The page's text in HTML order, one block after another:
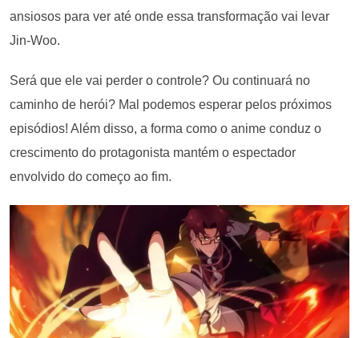
ansiosos para ver até onde essa transformação vai levar
Jin-Woo.
Será que ele vai perder o controle? Ou continuará no
caminho de herói? Mal podemos esperar pelos próximos
episódios! Além disso, a forma como o anime conduz o
crescimento do protagonista mantém o espectador
envolvido do começo ao fim.